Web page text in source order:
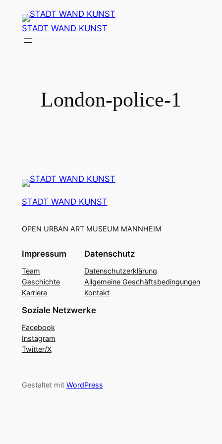
Inhalt
springen
STADT WAND KUNST
London-police-1
STADT WAND KUNST
OPEN URBAN ART MUSEUM MANNHEIM
Impressum
Team
Geschichte
Karriere
Datenschutz
Datenschutzerklärung
Allgemeine Geschäftsbedingungen
Kontakt
Soziale Netzwerke
Facebook
Instagram
Twitter/X
Gestaltet mit WordPress